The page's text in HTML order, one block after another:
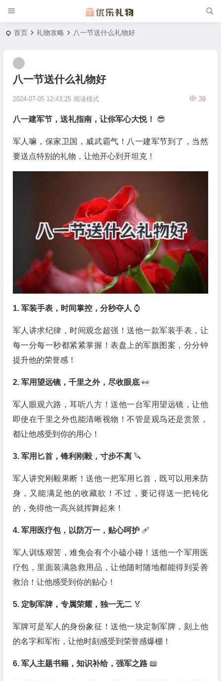
首页 礼物攻略 八一节送什么礼物好
八一节送什么礼物好
2024-07-05 12:43:25 39
阅读模式
八一建军节，送礼指南，让你军心大悦！ 😎
军人嘛，保家卫国，威武霸气！八一建军节到了，当然
要送点特别的礼物，让他开心到开坦克！
1. 军装手表，时间掌控，分秒夺人 ⌚️
军人讲求纪律，时间观念超强！送他一款军装手表，让
每一分每一秒都紧紧掌握！表盘上的军旗图案，分分钟
提升他的荣誉感！
2. 军用望远镜，千里之外，尽收眼底 👀
军人眼观六路，耳听八方！送他一台军用望远镜，让他
即使在千里之外也能清晰视物！不管是观鸟还是赏景，
都让他感受到你的用心！
3. 军用匕首，锋利刚毅，寸步不离 🔪
军人讲究刚毅果断！送他一把军用匕首，既可以用来防
身，又能满足他的收藏欲！不过，要记得送一把钝化
的，免得他一高兴就挥舞起来！
4. 军用医疗包，以防万一，贴心呵护 🩹
军人训练艰苦，难免会有个小磕小碰！送他一个军用医
疗包，里面装满急救用品，让他随时随地都能得到妥善
救治！让他感受到你的贴心！
5. 定制军牌，专属荣耀，独一无二 🏅️
军牌可是军人的身份象征！送他一块定制军牌，刻上他
的名字和军衔，让他时刻感受到荣誉感爆棚！
6. 军人主题书籍，知识补给，强军之路 📖